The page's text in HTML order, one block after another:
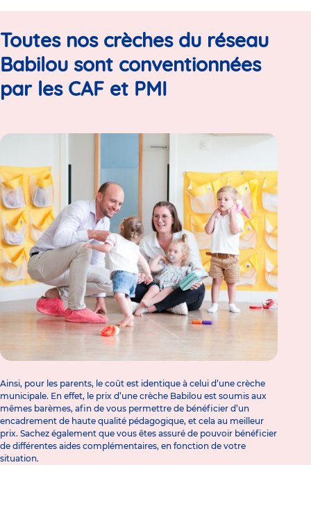
Toutes nos crèches du réseau
Babilou sont conventionnées
par les CAF et PMI
Ainsi, pour les parents, le coût est identique à celui d’une crèche
municipale. En effet, le prix d’une crèche Babilou est soumis aux
mêmes barèmes, afin de vous permettre de bénéficier d’un
encadrement de haute qualité pédagogique, et cela au meilleur
prix. Sachez également que vous êtes assuré de pouvoir bénéficier
de différentes aides complémentaires, en fonction de votre
situation.